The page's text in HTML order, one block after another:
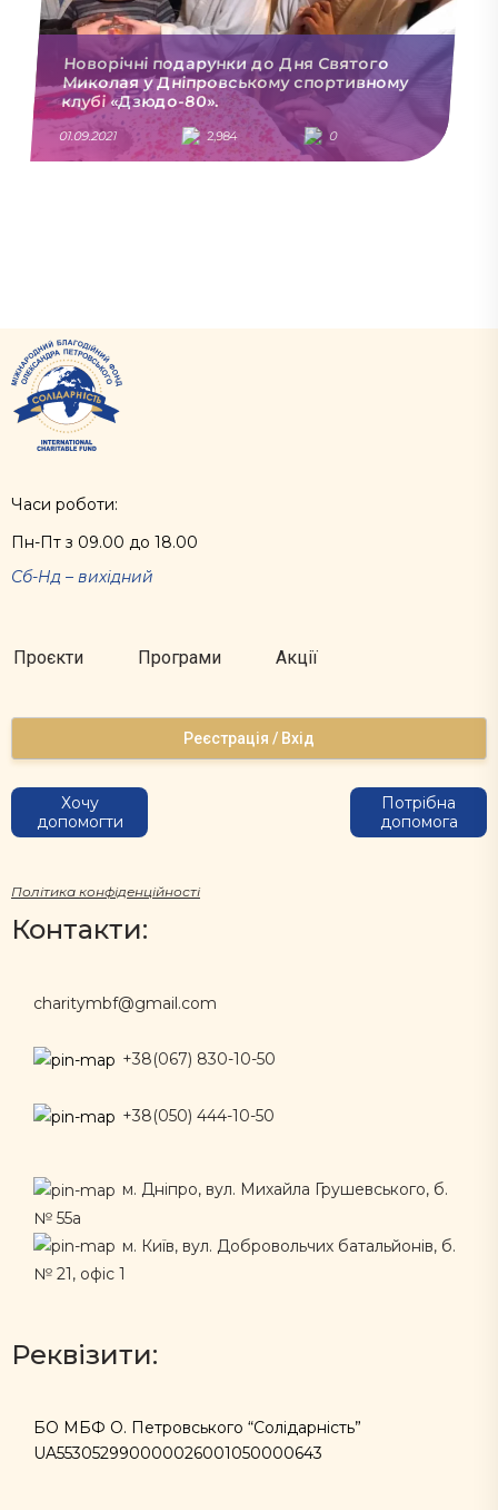
Новорічні подарунки до Дня Святого
Миколая у Дніпровському спортивному
клубі «Дзюдо-80».
01.09.2021 2,984 0
Часи роботи:
Пн-Пт з 09.00 до 18.00
Сб-Нд – вихідний
Проєкти Програми Акції
Реєстрація / Вхід
Хочу
допомогти
Потрібна
допомога
Політика конфіденційності
Контакти:
charitymbf@gmail.com
+38(067) 830-10-50
+38(050) 444-10-50
м. Дніпро, вул. Михайла Грушевського, б.
№ 55а
м. Київ, вул. Добровольчих батальйонів, б.
№ 21, офіс 1
Реквізити:
БО МБФ О. Петровського “Солідарність”
UA553052990000026001050000643